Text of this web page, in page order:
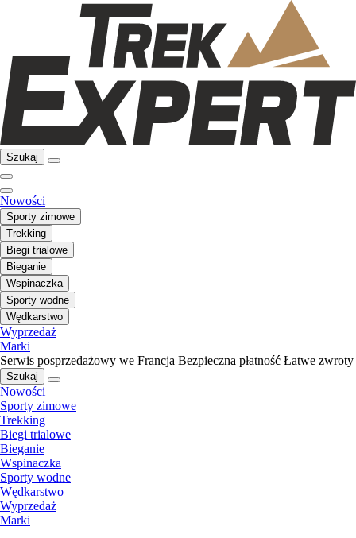
Szukaj
Nowości
Sporty zimowe
Trekking
Biegi trialowe
Bieganie
Wspinaczka
Sporty wodne
Wędkarstwo
Wyprzedaż
Marki
Serwis posprzedażowy we Francja Bezpieczna płatność Łatwe zwroty
Szukaj
Nowości
Sporty zimowe
Trekking
Biegi trialowe
Bieganie
Wspinaczka
Sporty wodne
Wędkarstwo
Wyprzedaż
Marki